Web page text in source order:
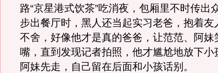
路“京星港式饮茶”吃消夜，包厢里不时传出
步出餐厅时，黑人还当起实习老爸，抱着友
不舍，好像他才是真的爸爸，让范范、阿妹
嘴，直到发现记者拍照，他才尴尬地放下小
阿妹先走，自己留在后面和小孩话别。